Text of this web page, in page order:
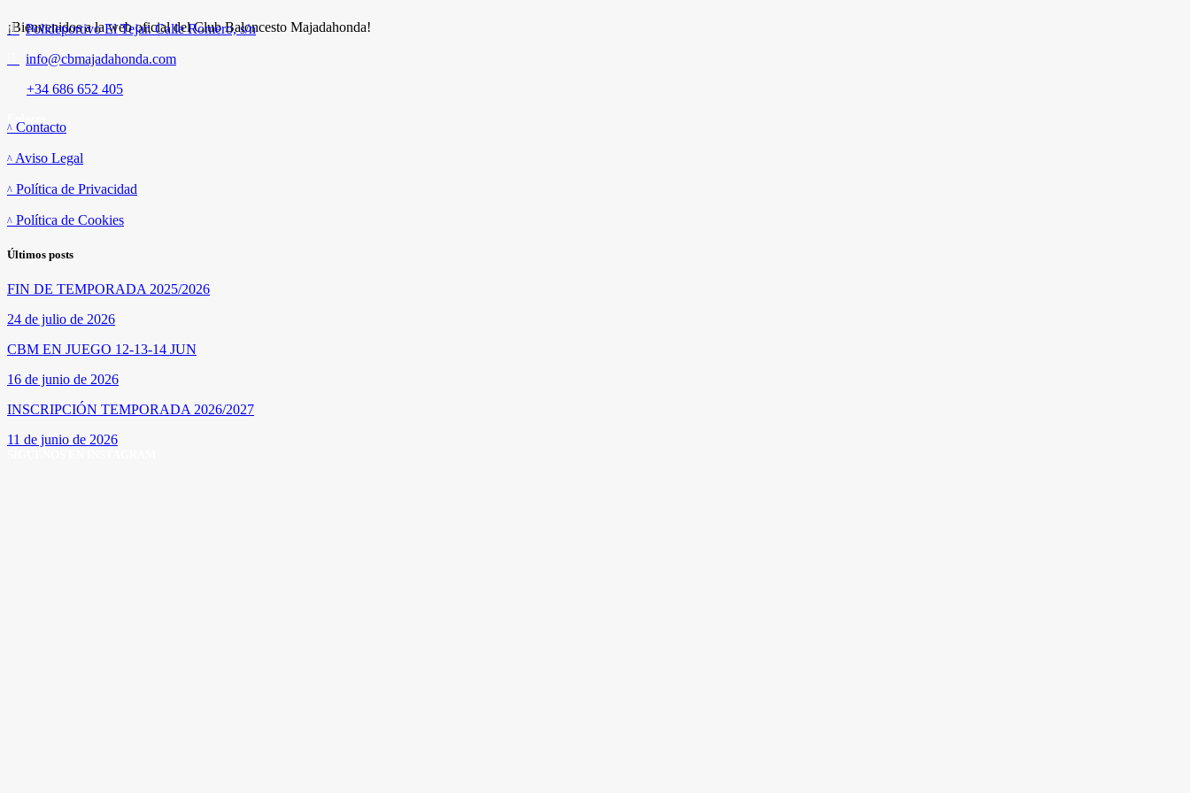
¡Bienvenidos a la web oficial del Club Baloncesto Majadahonda!
Polideportivo El Tejar. Calle Romero, s/n
info@cbmajadahonda.com
+34 686 652 405
Contacto
Aviso Legal
Política de Privacidad
Política de Cookies
Últimos posts
FIN DE TEMPORADA 2025/2026
24 de julio de 2026
CBM EN JUEGO 12-13-14 JUN
16 de junio de 2026
INSCRIPCIÓN TEMPORADA 2026/2027
11 de junio de 2026